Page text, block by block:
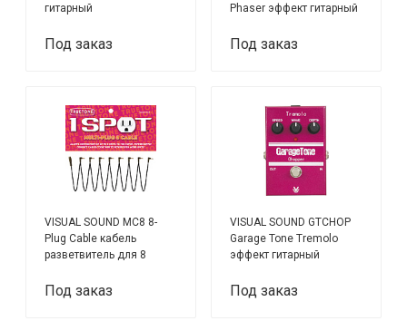
гитарный
Под заказ
Phaser эффект гитарный
Под заказ
VISUAL SOUND MC8 8-
Plug Cable кабель
разветвитель для 8
Под заказ
VISUAL SOUND GTCHOP
Garage Tone Tremolo
эффект гитарный
Под заказ